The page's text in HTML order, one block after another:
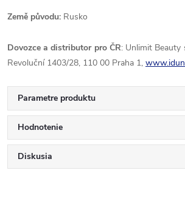
Země původu: Rusko
Dovozce a distributor pro ČR: Unlimit Beauty
Revoluční 1403/28, 110 00 Praha 1,
Parametre produktu
Hodnotenie
Diskusia